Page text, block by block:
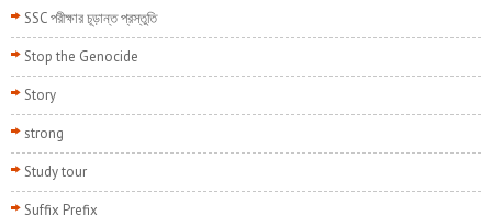
SSC পরীক্ষার চূড়ান্ত প্রস্তুতি
Stop the Genocide
Story
strong
Study tour
Suffix Prefix